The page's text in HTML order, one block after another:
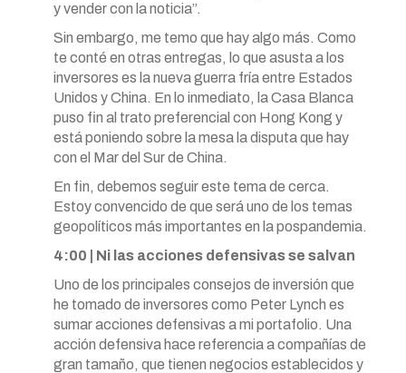
y vender con la noticia”.
Sin embargo, me temo que hay algo más. Como
te conté en otras entregas, lo que asusta a los
inversores es la nueva guerra fría entre Estados
Unidos y China. En lo inmediato, la Casa Blanca
puso fin al trato preferencial con Hong Kong y
está poniendo sobre la mesa la disputa que hay
con el Mar del Sur de China.
En fin, debemos seguir este tema de cerca.
Estoy convencido de que será uno de los temas
geopolíticos más importantes en la pospandemia.
4:00 | Ni las acciones defensivas se salvan
Uno de los principales consejos de inversión que
he tomado de inversores como Peter Lynch es
sumar acciones defensivas a mi portafolio. Una
acción defensiva hace referencia a compañías de
gran tamaño, que tienen negocios establecidos y